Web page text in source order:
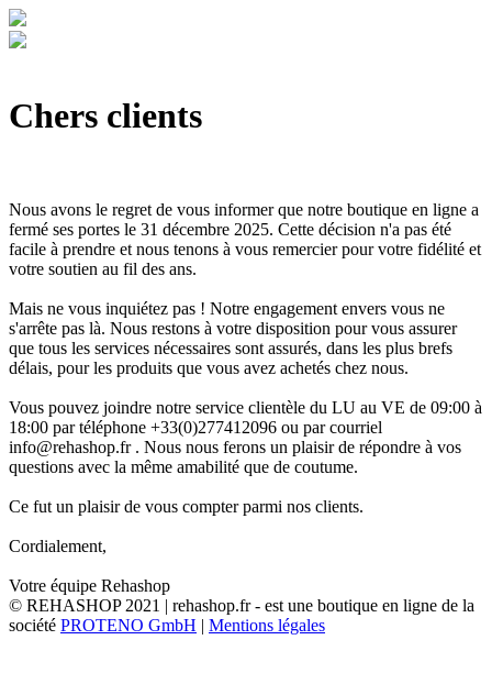
Chers clients
Nous avons le regret de vous informer que notre boutique en ligne a
fermé ses portes le 31 décembre 2025. Cette décision n'a pas été
facile à prendre et nous tenons à vous remercier pour votre fidélité et
votre soutien au fil des ans.
Mais ne vous inquiétez pas ! Notre engagement envers vous ne
s'arrête pas là. Nous restons à votre disposition pour vous assurer
que tous les services nécessaires sont assurés, dans les plus brefs
délais, pour les produits que vous avez achetés chez nous.
Vous pouvez joindre notre service clientèle du LU au VE de 09:00 à
18:00 par téléphone +33(0)277412096 ou par courriel
info@rehashop.fr. Nous nous ferons un plaisir de répondre à vos
questions avec la même amabilité que de coutume.
Ce fut un plaisir de vous compter parmi nos clients.
Cordialement,
Votre équipe Rehashop
© REHASHOP 2021 | rehashop.fr - est une boutique en ligne de la
société PROTENO GmbH | Mentions légales